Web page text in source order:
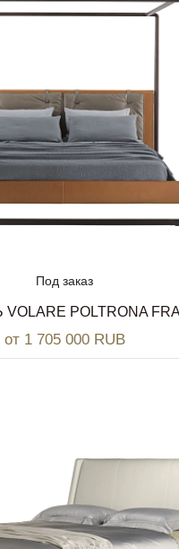
Под заказ
POLTRONA
от 1 705 000 RUB